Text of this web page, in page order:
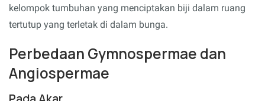
kelompok tumbuhan yang menciptakan biji dalam ruang
tertutup yang terletak di dalam bunga.
Perbedaan Gymnospermae dan
Angiospermae